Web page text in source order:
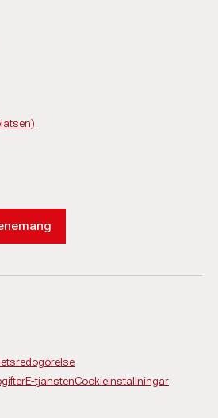
E-tjänstenCookieinställningar